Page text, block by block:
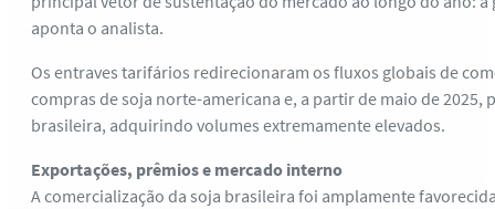
aponta o analista.
Os entraves tarifários redirecionaram os fluxos globais de
compras de soja norte-americana e, a partir de maio de
brasileira, adquirindo volumes extremamente elevados.
Exportações, prêmios e mercado interno
A comercialização da soja brasileira foi amplamente